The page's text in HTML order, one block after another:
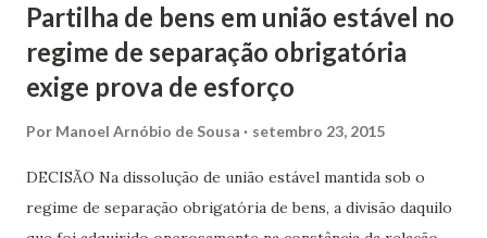
Partilha de bens em união estável no
regime de separação obrigatória
exige prova de esforço
Por Manoel Arnóbio de Sousa setembro 23, 2015
DECISÃO Na dissolução de união estável mantida sob o
regime de separação obrigatória de bens, a divisão daquilo